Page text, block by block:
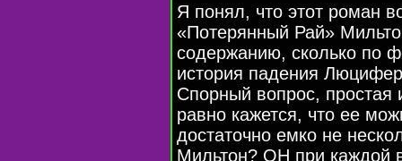
Я понял, что этот роман
«Потерянный Рай»
содержанию, сколько по
история падения
Спорный вопрос, простая
равно кажется, что ее
достаточно емко не
Мильтон? ОН при каждой